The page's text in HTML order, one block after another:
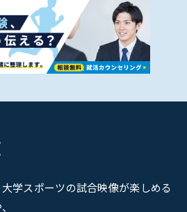
学スポーツの試合映像が楽しめる